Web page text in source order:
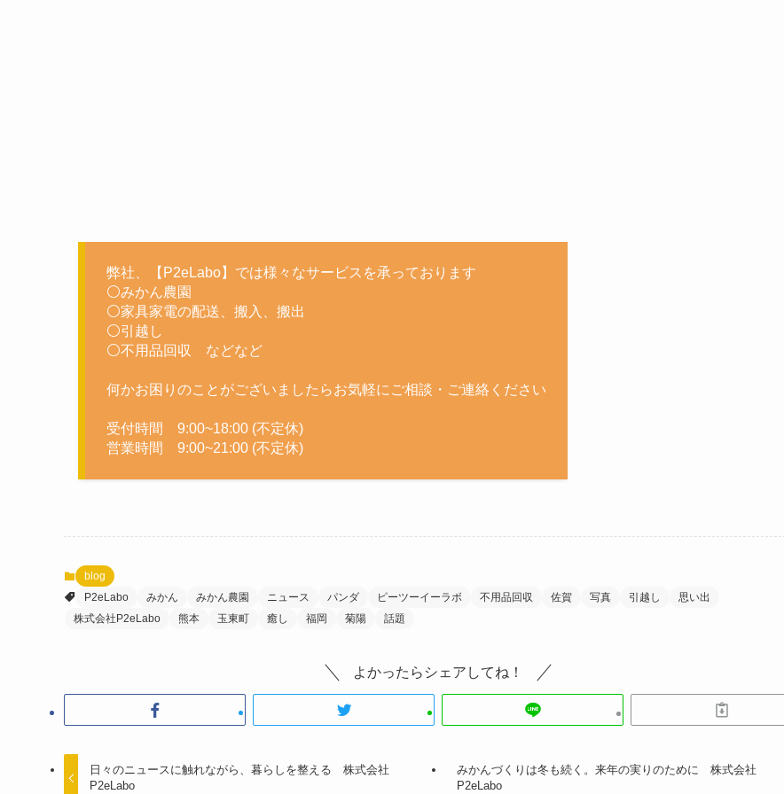
弊社、【P2eLabo】では様々なサービスを承っております
⚪みかん農園
⚪家具家電の配送、搬入、搬出
⚪引越し
⚪不用品回収 などなど
何かお困りのことがございましたらお気軽にご相談・ご連絡ください
受付時間 9:00~18:00 (不定休)
営業時間 9:00~21:00 (不定休)
blog
P2eLabo
みかん みかん農園 ニュース パンダ ピーツーイーラボ 不用品回収 佐賀 写真 引越し
思い出
株式会社P2eLabo
熊本 玉東町 癒し 福岡 菊陽 話題
よかったらシェアしてね！
日々のニュースに触れながら、暮らしを整える 株式会社
P2eLabo
みかんづくりは冬も続く。来年の実りのために 株式会社
P2eLabo